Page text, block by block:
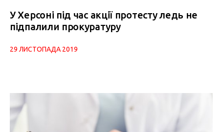
У Херсоні під час акції протесту ледь не
підпалили прокуратуру
29 ЛИСТОПАДА 2019